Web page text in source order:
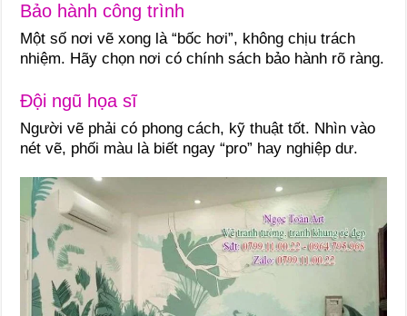
Bảo hành công trình
Một số nơi vẽ xong là “bốc hơi”, không chịu trách
nhiệm. Hãy chọn nơi có chính sách bảo hành rõ ràng.
Đội ngũ họa sĩ
Người vẽ phải có phong cách, kỹ thuật tốt. Nhìn vào
nét vẽ, phối màu là biết ngay “pro” hay nghiệp dư.